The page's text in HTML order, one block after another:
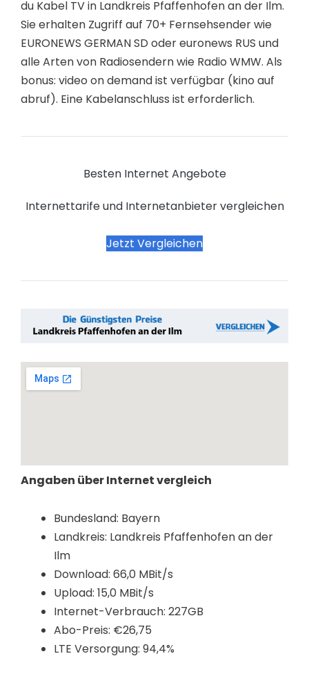
du Kabel TV in Landkreis Pfaffenhofen an der Ilm.
Sie erhalten Zugriff auf 70+ Fernsehsender wie
EURONEWS GERMAN SD oder euronews RUS und
alle Arten von Radiosendern wie Radio WMW. Als
bonus: video on demand ist verfügbar (kino auf
abruf). Eine Kabelanschluss ist erforderlich.
Besten Internet Angebote
Internettarife und Internetanbieter vergleichen
Jetzt Vergleichen
Angaben über Internet vergleich
Bundesland: Bayern
Landkreis: Landkreis Pfaffenhofen an der
Ilm
Download: 66,0 MBit/s
Upload: 15,0 MBit/s
Internet-Verbrauch: 227GB
Abo-Preis: €26,75
LTE Versorgung: 94,4%